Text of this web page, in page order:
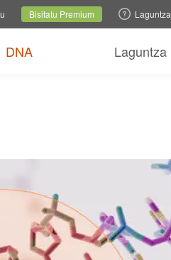
Uneko guneaAldatu hizkuntza
Bisitatu Premium Laguntza
DNA Laguntza